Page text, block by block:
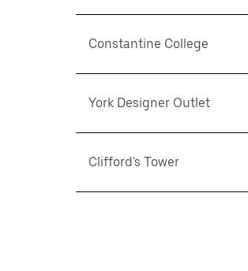
Constantine College
York Designer Outlet
Clifford's Tower